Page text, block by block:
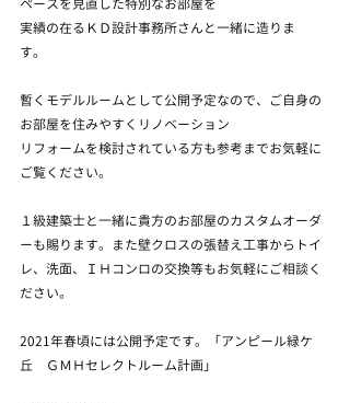
ペースを見直した特別なお部屋を
実績の在るＫＤ設計事務所さんと一緒に造りま
す。
暫くモデルルームとして公開予定なので、ご自身の
お部屋を住みやすくリノベーション
リフォームを検討されている方も参考までお気軽に
ご覧ください。
１級建築士と一緒に貴方のお部屋のカスタムオーダ
ーも賜ります。また壁クロスの張替え工事からトイ
レ、洗面、ＩＨコンロの交換等もお気軽にご相談く
ださい。
2021年春頃には公開予定です。「アンピール緑ケ
丘　ＧＭＨセレクトルーム計画」